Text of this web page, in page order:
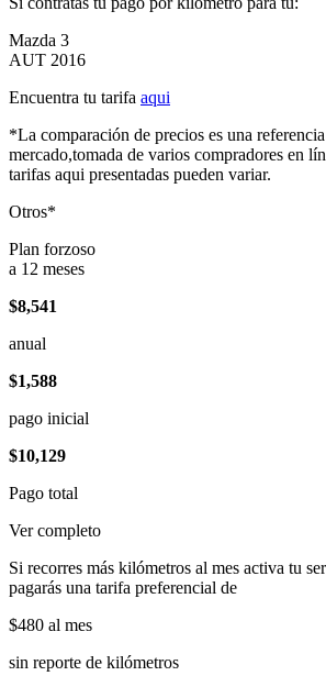
Mazda 3
AUT 2016
Encuentra tu tarifa aqui
*La comparación de precios es una
mercado,tomada de varios compradores en
tarifas aqui presentadas pueden variar.
Otros*
Plan forzoso
a 12 meses
$8,541
anual
$1,588
pago inicial
$10,129
Pago total
Ver completo
Si recorres más kilómetros al mes activa tu
pagarás una tarifa preferencial de
$480 al mes
sin reporte de kilómetros